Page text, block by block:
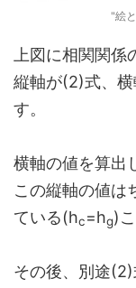
"絵
上図に相関関係
縦軸が(2)式、
す。
横軸の値を算出
この縦軸の値は
ている(hc=hg)
その後、別途